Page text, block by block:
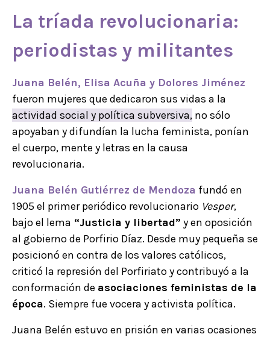
La tríada revolucionaria:
periodistas y militantes
Juana Belén, Elisa Acuña y Dolores Jiménez
fueron mujeres que dedicaron sus vidas a la
actividad social y política subversiva, no sólo
apoyaban y difundían la lucha feminista, ponían
el cuerpo, mente y letras en la causa
revolucionaria.
Juana Belén Gutiérrez de Mendoza fundó en
1905 el primer periódico revolucionario Vesper,
bajo el lema “Justicia y libertad” y en oposición
al gobierno de Porfirio Díaz. Desde muy pequeña se
posicionó en contra de los valores católicos,
criticó la represión del Porfiriato y contribuyó a la
conformación de asociaciones feministas de la
época. Siempre fue vocera y activista política.
Juana Belén estuvo en prisión en varias ocasiones